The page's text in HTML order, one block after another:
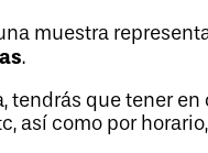
muestra
.
tendrás que tener
así como por